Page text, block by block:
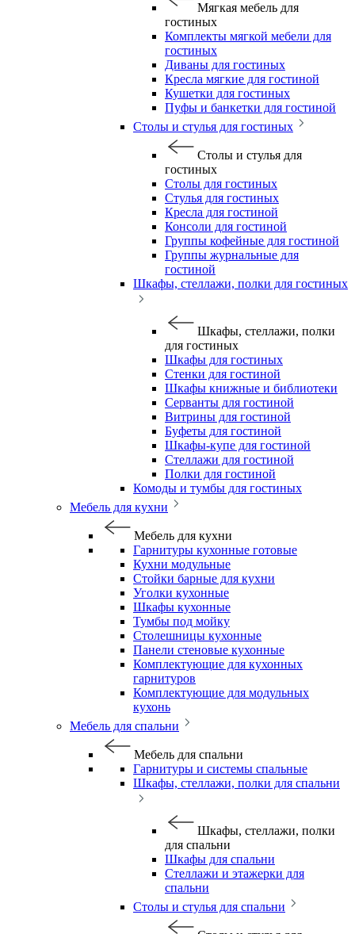
Мягкая мебель для
гостиных
Комплекты мягкой мебели для
гостиных
Диваны для гостиных
Кресла мягкие для гостиной
Кушетки для гостиных
Пуфы и банкетки для гостиной
Столы и стулья для гостиных
Столы и стулья для
гостиных
Столы для гостиных
Стулья для гостиных
Кресла для гостиной
Консоли для гостиной
Группы кофейные для гостиной
Группы журнальные для
гостиной
Шкафы, стеллажи, полки для гостиных
Шкафы, стеллажи, полки
для гостиных
Шкафы для гостиных
Стенки для гостиной
Шкафы книжные и библиотеки
Серванты для гостиной
Витрины для гостиной
Буфеты для гостиной
Шкафы-купе для гостиной
Стеллажи для гостиной
Полки для гостиной
Комоды и тумбы для гостиных
Мебель для кухни
Мебель для кухни
Гарнитуры кухонные готовые
Кухни модульные
Стойки барные для кухни
Уголки кухонные
Шкафы кухонные
Тумбы под мойку
Столешницы кухонные
Панели стеновые кухонные
Комплектующие для кухонных
гарнитуров
Комплектующие для модульных
кухонь
Мебель для спальни
Мебель для спальни
Гарнитуры и системы спальные
Шкафы, стеллажи, полки для спальни
Шкафы, стеллажи, полки
для спальни
Шкафы для спальни
Стеллажи и этажерки для
спальни
Столы и стулья для спальни